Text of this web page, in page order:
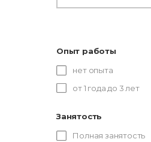
Опыт работы
нет опыта
от 1 года до 3 лет
Занятость
Полная занятость